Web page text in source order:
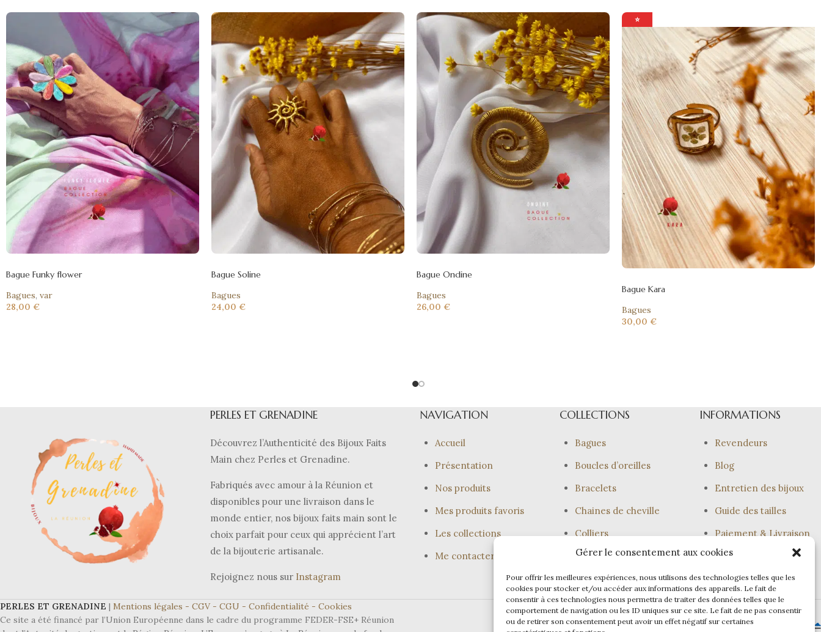
Gérer le consentement aux cookies
Pour offrir les meilleures expériences, nous utilisons des technologies telles que les
cookies pour stocker et/ou accéder aux informations des appareils. Le fait de
consentir à ces technologies nous permettra de traiter des données telles que le
comportement de navigation ou les ID uniques sur ce site. Le fait de ne pas consentir
ou de retirer son consentement peut avoir un effet négatif sur certaines
Bague Funky flower
Bagues, var
28,00 €
Bague Soline
Bagues
24,00 €
Bague Ondine
Bagues
26,00 €
⭐
Bague Kara
Bagues
30,00 €
PERLES ET GRENADINE
Découvrez l’Authenticité des Bijoux Faits
Main chez Perles et Grenadine.
Fabriqués avec amour à la Réunion et
disponibles pour une livraison dans le
monde entier, nos bijoux faits main sont le
choix parfait pour ceux qui apprécient l’art
de la bijouterie artisanale.
Rejoignez nous sur Instagram
NAVIGATION
Accueil
Présentation
Nos produits
Mes produits favoris
Les collections
Me contacter
COLLECTIONS
Bagues
Boucles d’oreilles
Bracelets
Chaines de cheville
Colliers
Joncs
INFORMATIONS
Revendeurs
Blog
Entretien des bijoux
Guide des tailles
Paiement & Livraison
PERLES ET GRENADINE | Mentions légales - CGV - CGU - Confidentialité - Cookies
Ce site a été financé par l’Union Européenne dans le cadre du programme FEDER-FSE+ Réunion